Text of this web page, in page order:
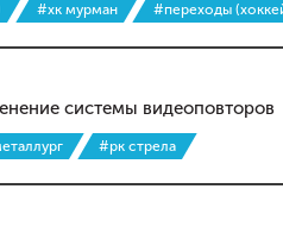
#хк мурман #переходы
системы видеоповторов
#рк стрела